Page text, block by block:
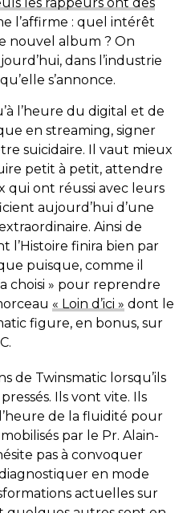
l’affirme : quel intérêt
nouvel album ? On
dans l’industrie
s’annonce.
l’heure du digital et de
en streaming, signer
suicidaire. Il vaut mieux
petit à petit, attendre
qui ont réussi avec leurs
aujourd’hui d’une
Ainsi de
l’Histoire finira bien par
puisque, comme il
choisi » pour reprendre
« Loin d’ici » dont le
figure, en bonus, sur
de Twinsmatic lorsqu’ils
Ils vont vite. Ils
de la fluidité pour
par le Pr. Alain-
pas à convoquer
en mode
actuelles sur